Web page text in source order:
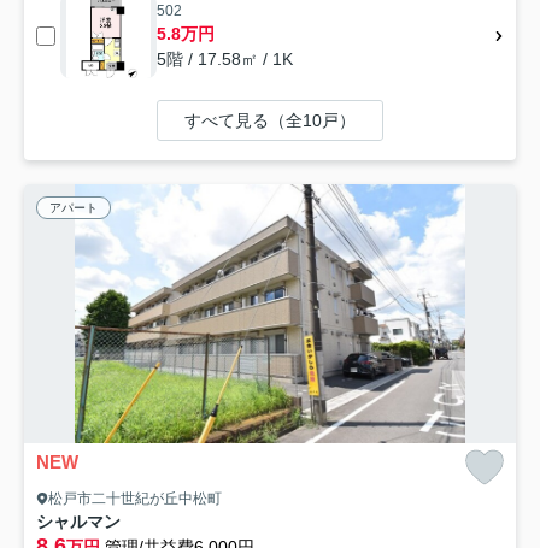
502
5.8万円
5階 / 17.58㎡ / 1K
すべて見る（全10戸）
アパート
NEW
松戸市二十世紀が丘中松町
シャルマン